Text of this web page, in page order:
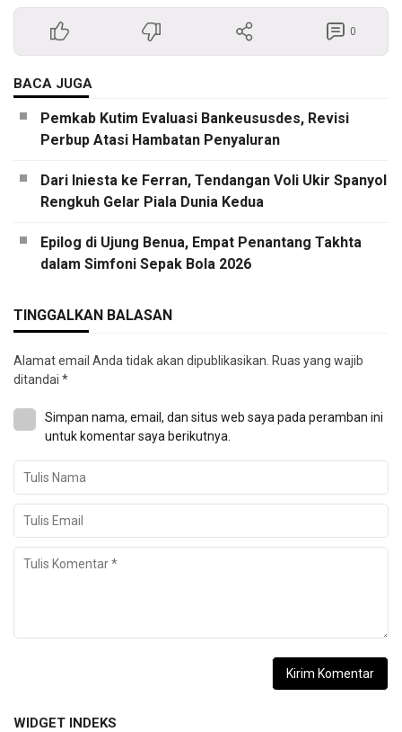
0
BACA JUGA
Pemkab Kutim Evaluasi Bankeususdes, Revisi
Perbup Atasi Hambatan Penyaluran
Dari Iniesta ke Ferran, Tendangan Voli Ukir Spanyol
Rengkuh Gelar Piala Dunia Kedua
Epilog di Ujung Benua, Empat Penantang Takhta
dalam Simfoni Sepak Bola 2026
TINGGALKAN BALASAN
Alamat email Anda tidak akan dipublikasikan. Ruas yang wajib
ditandai *
Simpan nama, email, dan situs web saya pada peramban ini
untuk komentar saya berikutnya.
WIDGET INDEKS